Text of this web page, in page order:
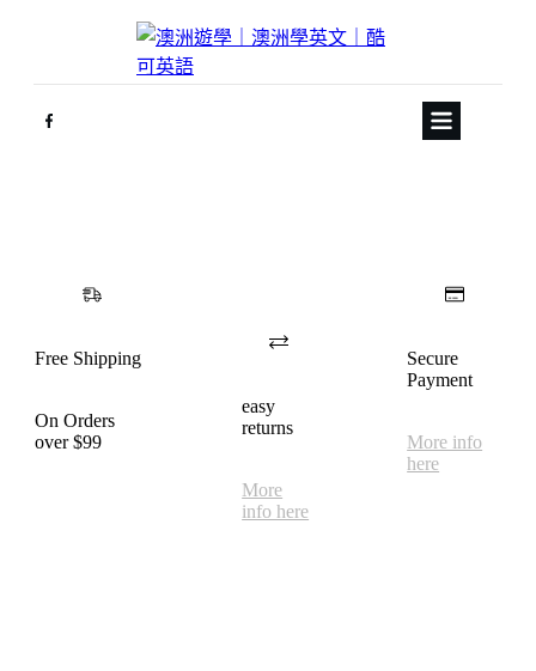
Free Shipping
On Orders
over $99
easy
returns
More
info here
Secure
Payment
More info
here